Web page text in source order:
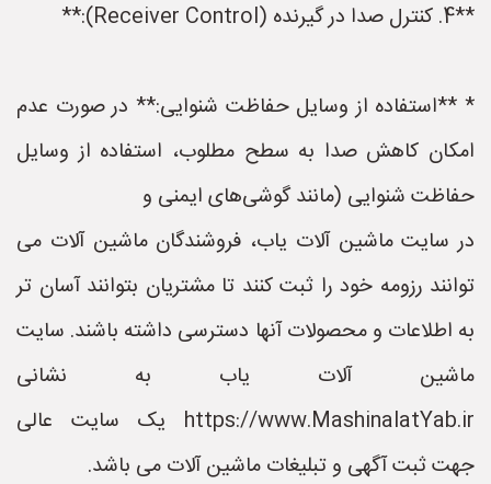
**4. کنترل صدا در گیرنده (Receiver Control):**
* **استفاده از وسایل حفاظت شنوایی:** در صورت عدم
امکان کاهش صدا به سطح مطلوب، استفاده از وسایل
حفاظت شنوایی (مانند گوشی‌های ایمنی و
در سایت ماشین آلات یاب، فروشندگان ماشین آلات می
توانند رزومه خود را ثبت کنند تا مشتریان بتوانند آسان تر
به اطلاعات و محصولات آنها دسترسی داشته باشند. سایت
ماشین آلات یاب به نشانی
https://www.MashinalatYab.ir یک سایت عالی
جهت ثبت آگهی و تبلیغات ماشین آلات می باشد.